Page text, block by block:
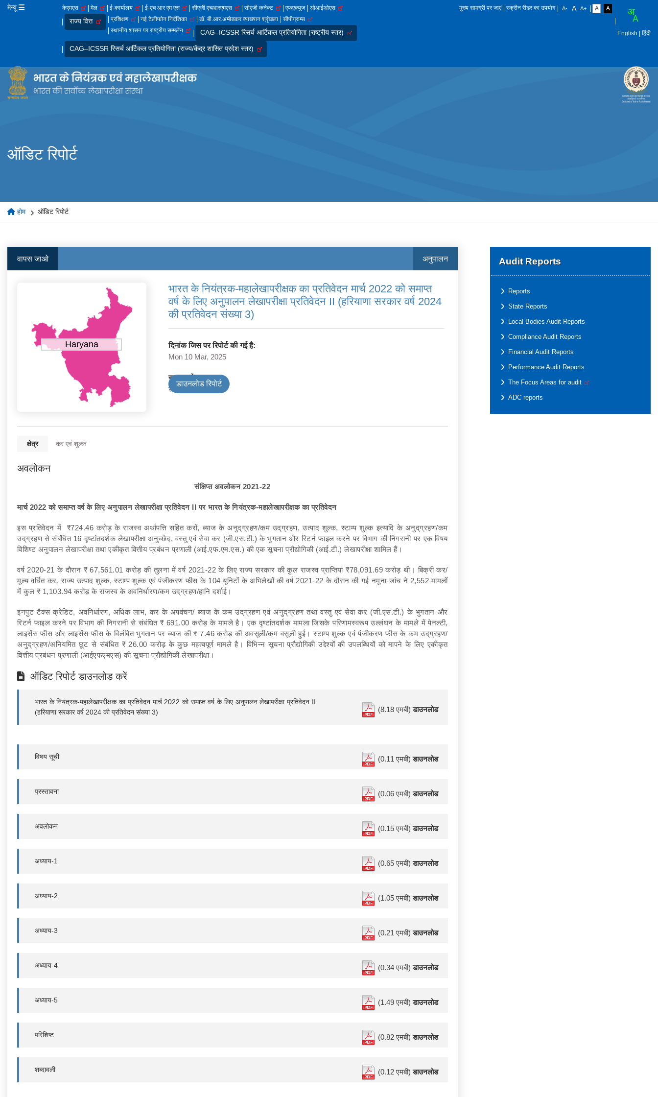
मेन्यू केएमएस मेल ई-कार्यालय ई-एच आर एम एस सीएजी एचआरएमएस सीएजी कनेक्ट एफएक्यूज ओआईओएस
राज्य वित्त प्रशिक्षण नई टेलीफोन निर्देशिका डॉ. बी.आर.अम्बेडकर व्याख्यान श्रृंखला
सीपीग्राम्स
स्थानीय शासन पर राष्ट्रीय सम्मलेन
CAG–ICSSR रिसर्च आर्टिकल प्रतियोगिता (राष्ट्रीय स्तर)
CAG–ICSSR रिसर्च आर्टिकल प्रतियोगिता (राज्य/केंद्र शासित प्रदेश स्तर)
मुख्य सामग्री पर जाएं स्क्रीन रीडर का उपयोग
English | हिंदी
ऑडिट रिपोर्ट
होम ऑडिट रिपोर्ट
Audit Reports
Reports
State Reports
Local Bodies Audit Reports
Compliance Audit Reports
Financial Audit Reports
Performance Audit Reports
The Focus Areas for audit
ADC reports
वापस जाओ अनुपालन
Haryana
भारत के नियंत्रक-महालेखापरीक्षक का प्रतिवेदन मार्च 2022 को समाप्त
वर्ष के लिए अनुपालन लेखापरीक्षा प्रतिवेदन II (हरियाणा सरकार वर्ष 2024
की प्रतिवेदन संख्‍या 3)
दिनांक जिस पर रिपोर्ट की गई है:
Mon 10 Mar, 2025
सरकार के प्रकार
राज्य
डाउनलोड रिपोर्ट
क्षेत्र कर एवं शुल्क
अवलोकन
संक्षिप्त अवलोकन 2021-22
मार्च 2022को समाप्त वर्ष के लिए अनुपालन लेखापरीक्षा प्रतिवेदन IIपर भारत के नियंत्रक-महालेखापरीक्षक का प्रतिवेदन
इस प्रतिवेदन में ₹724.46 करोड़ के राजस्व अर्थापत्ति सहित करों, ब्याज के अनुद्‌ग्रहण/कम उद्‌ग्रहण, उत्पाद शुल्क, स्टाम्प शुल्क इत्यादि के अनुद्‌ग्रहण/कम
उद्‌ग्रहण से संबंधित 16 दृष्टांतदर्शक लेखापरीक्षा अनुच्छेद, वस्‍तु एवं सेवा कर (जी.एस.टी.) के भुगतान और रिटर्न फाइल करने पर विभाग की निगरानी पर एक विषय
विशिष्ट अनुपालन लेखापरीक्षा तथा एकीकृत वित्तीय प्रबंधन प्रणाली (आई.एफ.एम.एस.) की एक सूचना प्रौद्योगिकी (आई.टी.) लेखापरीक्षा शामिल हैं।
वर्ष 2020-21 के दौरान ₹ 67,561.01 करोड़ की तुलना में वर्ष 2021-22 के लिए राज्य सरकार की कुल राजस्व प्राप्तियां ₹78,091.69 करोड़ थी। बिक्री कर/
मूल्य वर्धित कर, राज्य उत्पाद शुल्क, स्टाम्प शुल्क एवं पंजीकरण फीस के 104 यूनिटों के अभिलेखों की वर्ष 2021-22 के दौरान की गई नमूना-जांच ने 2,552 मामलों
में कुल ₹ 1,103.94 करोड़ के राजस्व के अवनिर्धारण/कम उद्‌ग्रहण/हानि दर्शाई।
इनपुट टैक्स क्रेडिट, अवनिर्धारण, अधिक लाभ, कर के अपवंचन/ ब्याज के कम उद्‌ग्रहण एवं अनुद्‌ग्रहण तथा वस्‍तु एवं सेवा कर (जी.एस.टी.) के भुगतान और
रिटर्न फाइल करने पर विभाग की निगरानी से संबंधित ₹ 691.00 करोड़ के मामले है। एक दृष्टांतदर्शक मामला जिसके परिणामस्वरूप उल्लंघन के मामले में पेनल्‍टी,
लाइसेंस फीस और लाइसेंस फीस के विलंबित भुगतान पर ब्याज की ₹ 7.46 करोड़ की अवसूली/कम वसूली हुई। स्टाम्प शुल्क एवं पंजीकरण फीस के कम उद्‌ग्रहण/
अनुद्‌ग्रहण/अनियमित छूट से संबंधित ₹ 26.00 करोड़ के कुछ महत्वपूर्ण मामले है। विभिन्न सूचना प्रौद्योगिकी उद्देश्यों की उपलब्धियों को मापने के लिए एकीकृत
वित्तीय प्रबंधन प्रणाली (आईएफएमएस) की सूचना प्रौद्योगिकी लेखापरीक्षा।
ऑडिट रिपोर्ट डाउनलोड करें
भारत के नियंत्रक-महालेखापरीक्षक का प्रतिवेदन मार्च 2022 को समाप्त वर्ष के लिए अनुपालन लेखापरीक्षा प्रतिवेदन II
(हरियाणा सरकार वर्ष 2024 की प्रतिवेदन संख्‍या 3)
(8.18 एमबी)डाउनलोड
विषय सूची (0.11 एमबी)डाउनलोड
प्रस्तावना (0.06 एमबी)डाउनलोड
अवलोकन (0.15 एमबी)डाउनलोड
अध्याय-1 (0.65 एमबी)डाउनलोड
अध्याय-2 (1.05 एमबी)डाउनलोड
अध्याय-3 (0.21 एमबी)डाउनलोड
अध्याय-4 (0.34 एमबी)डाउनलोड
अध्याय-5 (1.49 एमबी)डाउनलोड
परिशिष्ट (0.82 एमबी)डाउनलोड
शब्दावली (0.12 एमबी)डाउनलोड